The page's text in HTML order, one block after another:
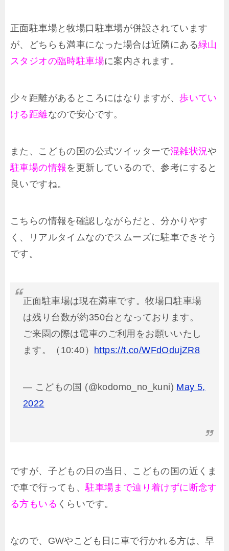
正面駐車場と牧場口駐車場が併設されています
が、どちらも満車になった場合は近隣にある緑山
スタジオの臨時駐車場に案内されます。
少々距離があるところにはなりますが、歩いてい
ける距離なので安心です。
また、こどもの国の公式ツイッターで混雑状況や
駐車場の情報 を更新しているので、参考にすると
良いですね。
こちらの情報を確認しながらだと、分かりやす
く、リアルタイムなのでスムーズに駐車できそう
です。
正面駐車場は現在満車です。牧場口駐車場
は残り台数が約350台となっております。
ご来園の際は電車のご利用をお願いいたし
ます。（10:40） https://t.co/WFdOdujZR8
— こどもの国 (@kodomo_no_kuni) May 5,
2022
ですが、子どもの日の当日、こどもの国の近くま
で車で行っても、駐車場まで辿り着けずに断念す
る方もいる くらいです。
なので、GWやこども日に車で行かれる方は、早